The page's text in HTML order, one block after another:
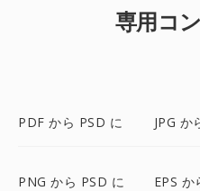
専用コ
PDF から PSD に JPG か
PNG から PSD に EPS か